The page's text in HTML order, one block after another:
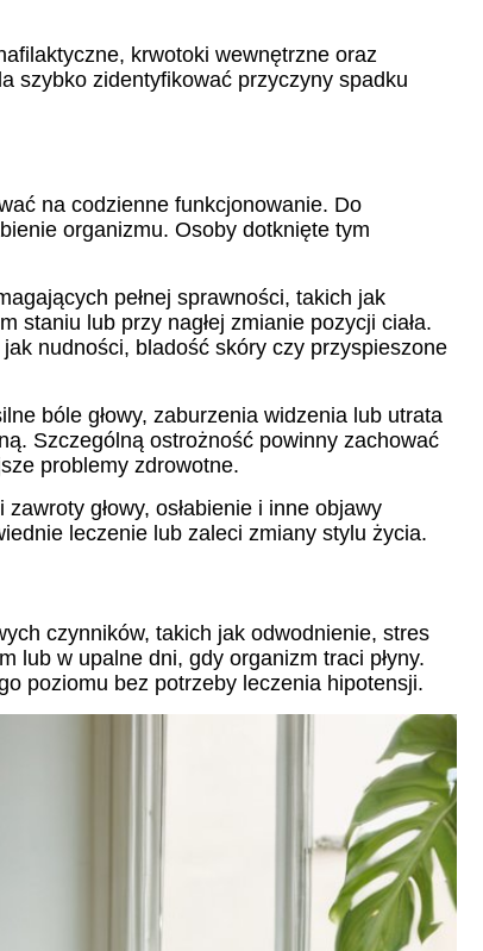
krwotoki wewnętrzne oraz
szybko zidentyfikować przyczyny spadku
na codzienne funkcjonowanie. Do
organizmu. Osoby dotknięte tym
pełnej sprawności, takich jak
staniu lub przy nagłej zmianie pozycji ciała.
nudności, bladość skóry czy przyspieszone
bóle głowy, zaburzenia widzenia lub utrata
Szczególną ostrożność powinny zachować
problemy zdrowotne.
głowy, osłabienie i inne objawy
leczenie lub zaleci zmiany stylu życia.
czynników, takich jak odwodnienie, stres
lub w upalne dni, gdy organizm traci płyny.
poziomu bez potrzeby leczenia hipotensji.